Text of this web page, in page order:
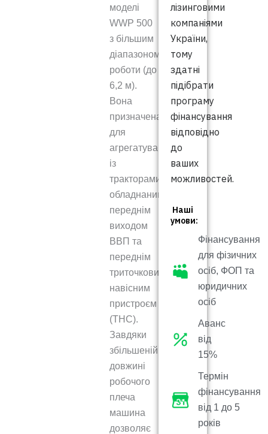
моделі
WWP 500
з більшим
діапазоном
роботи (до
6,2 м).
Вона
призначена
для
агрегатування
із
тракторами,
обладнаними
переднім
виходом
ВВП та
переднім
триточковим
навісним
пристроєм
(ТНС).
Завдяки
збільшеній
довжині
робочого
плеча
машина
дозволяє
лізинговими
компаніями
України,
тому
здатні
підібрати
програму
фінансування
відповідно
до
ваших
можливостей.
Наші
умови:
Фінансування
для фізичних
осіб, ФОП та
юридичних
осіб
Аванс
від
15%
Термін
фінансування
від 1 до 5
років